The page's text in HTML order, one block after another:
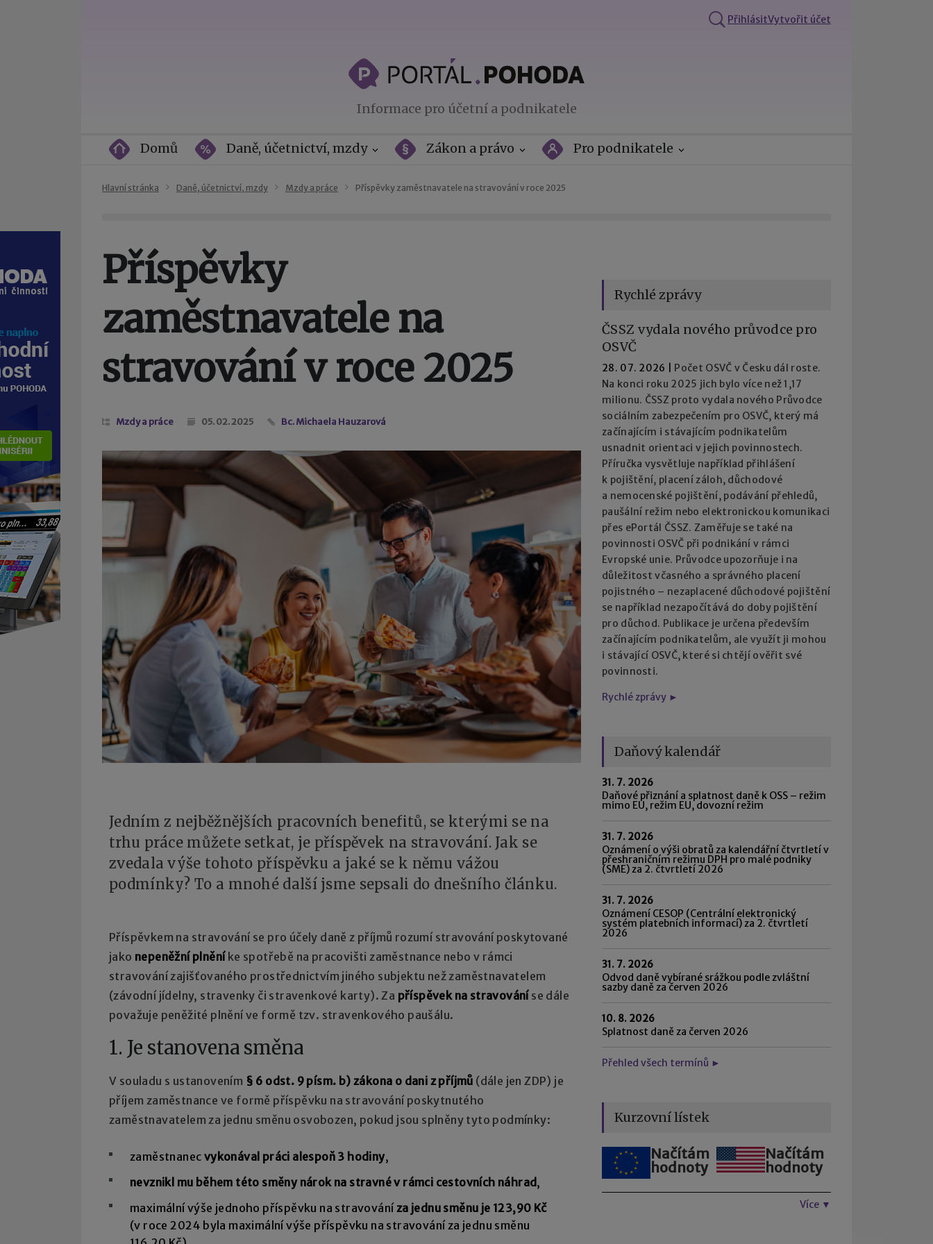
PřihlásitVytvořit účet
Informace pro účetní a podnikatele
Domů Daně, účetnictví, mzdy Zákon a právo Pro podnikatele
Hlavní stránka Daně, účetnictví, mzdy Mzdy a práce Příspěvky zaměstnavatele na stravování v roce 2025
Příspěvky
zaměstnavatele na
stravování v roce 2025
Mzdy a práce 05. 02. 2025 Bc. Michaela Hauzarová
Jedním z nejběžnějších pracovních benefitů, se kterými se na
trhu práce můžete setkat, je příspěvek na stravování. Jak se
zvedala výše tohoto příspěvku a jaké se k němu vážou
podmínky? To a mnohé další jsme sepsali do dnešního článku.
Příspěvkem na stravování se pro účely daně z příjmů rozumí stravování poskytované
jako nepeněžní plněníke spotřebě na pracovišti zaměstnance nebo v rámci
stravování zajišťovaného prostřednictvím jiného subjektu než zaměstnavatelem
(závodní jídelny, stravenky či stravenkové karty). Za příspěvek na stravováníse dále
považuje peněžité plnění ve formě tzv. stravenkového paušálu.
1. Je stanovena směna
V souladu s ustanovením § 6 odst. 9 písm. b) zákona o dani z příjmů (dále jen ZDP) je
příjem zaměstnance ve formě příspěvku na stravování poskytnutého
zaměstnavatelem za jednu směnu osvobozen, pokud jsou splněny tyto podmínky:
zaměstnanec vykonával práci alespoň 3 hodiny,
nevznikl mu během této směny nárok na stravné v rámci cestovních náhrad,
maximální výše jednoho příspěvku na stravování za jednu směnu je 123,90 Kč
(v roce 2024 byla maximální výše příspěvku na stravování za jednu směnu
Rychlé zprávy
ČSSZ vydala nového průvodce pro
OSVČ
28. 07. 2026
Počet OSVČ v Česku dál roste.
Na konci roku 2025 jich bylo více než 1,17
milionu. ČSSZ proto vydala nového Průvodce
sociálním zabezpečením pro OSVČ, který má
začínajícím i stávajícím podnikatelům
usnadnit orientaci v jejich povinnostech.
Příručka vysvětluje například přihlášení
k pojištění, placení záloh, důchodové
a nemocenské pojištění, podávání přehledů,
paušální režim nebo elektronickou komunikaci
přes ePortál ČSSZ. Zaměřuje se také na
povinnosti OSVČ při podnikání v rámci
Evropské unie. Průvodce upozorňuje i na
důležitost včasného a správného placení
pojistného – nezaplacené důchodové pojištění
se například nezapočítává do doby pojištění
pro důchod. Publikace je určena především
začínajícím podnikatelům, ale využít ji mohou
i stávající OSVČ, které si chtějí ověřit své
povinnosti.
Rychlé zprávy ►
Daňový kalendář
31. 7. 2026
Daňové přiznání a splatnost daně k OSS – režim
mimo EU, režim EU, dovozní režim
31. 7. 2026
Oznámení o výši obratů za kalendářní čtvrtletí v
přeshraničním režimu DPH pro malé podniky
(SME) za 2. čtvrtletí 2026
31. 7. 2026
Oznámení CESOP (Centrální elektronický
systém platebních informací) za 2. čtvrtletí
2026
31. 7. 2026
Odvod daně vybírané srážkou podle zvláštní
sazby daně za červen 2026
10. 8. 2026
Splatnost daně za červen 2026
Přehled všech termínů ►
Kurzovní lístek
Načítám
hodnoty
Načítám
hodnoty
Více ▼